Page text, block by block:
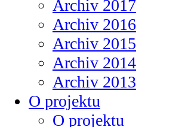
Archiv 2017
Archiv 2016
Archiv 2015
Archiv 2014
Archiv 2013
O projektu
O projektu